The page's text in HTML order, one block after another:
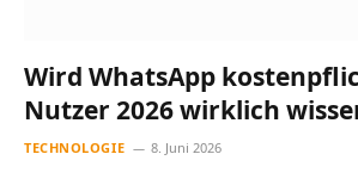
Wird WhatsApp
Nutzer 2026 wirklich
TECHNOLOGIE 8. Juni 2026